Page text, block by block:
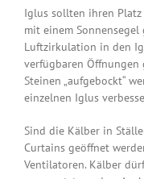
Iglus sollten ihren
mit einem
Luftzirkulation in den
verfügbaren
Steinen „aufgebockt“
einzelnen Iglus
Sind die Kälber in
Curtains geöffnet
Ventilatoren. Kälber